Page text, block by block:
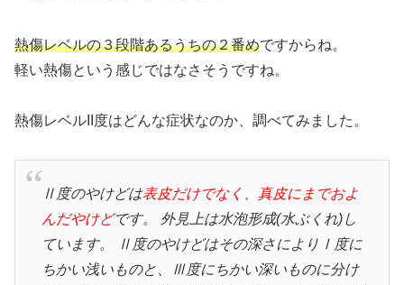
熱傷レベルの３段階あるうちの２番めですからね。
軽い熱傷という感じではなさそうですね。
熱傷レベルII度はどんな症状なのか、調べてみました。
Ⅱ度のやけどは表皮だけでなく、真皮にまでおよ
んだやけどです。 外見上は水泡形成(水ぶくれ)し
ています。 Ⅱ度のやけどはその深さによりⅠ度に
ちかい浅いものと、Ⅲ度にちかい深いものに分け